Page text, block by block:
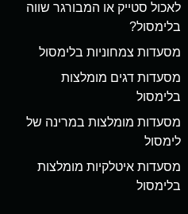
לאכול סטייק או המבורגר שווה
בלימסול?
מסעדות צמחוניות בלימסול
מסעדות דגים מומלצות
בלימסול
מסעדות מומלצות במרינה של
לימסול
מסעדות איטלקיות מומלצות
בלימסול